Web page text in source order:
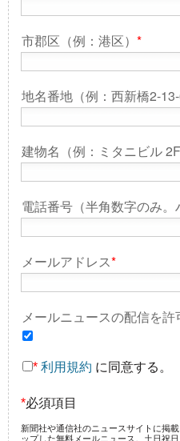
市郡区（例：港区） *
地名番地（例：西新橋2-13-
建物名（例：ミタニビル 2F
電話番号（半角数字のみ。
メールアドレス*
メールニュースの配信を許
* 利用規約 に同意する。
*必須項目
新聞社や通信社のニュースサイトに掲
ップした無料メールニュース。土日祝